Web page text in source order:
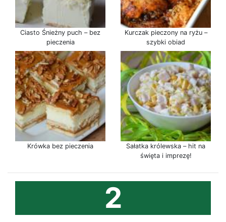
Ciasto Śnieżny puch – bez
pieczenia
Kurczak pieczony na ryżu –
szybki obiad
Krówka bez pieczenia
Sałatka królewska – hit na
święta i imprezę!
2